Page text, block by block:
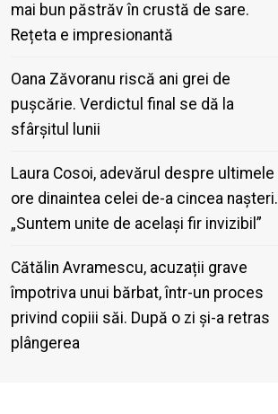
mai bun păstrăv în crustă de sare.
Rețeta e impresionantă
Oana Zăvoranu riscă ani grei de
pușcărie. Verdictul final se dă la
sfârșitul lunii
Laura Cosoi, adevărul despre ultimele
ore dinaintea celei de-a cincea nașteri.
„Suntem unite de același fir invizibil”
Cătălin Avramescu, acuzații grave
împotriva unui bărbat, într-un proces
privind copiii săi. După o zi și-a retras
plângerea